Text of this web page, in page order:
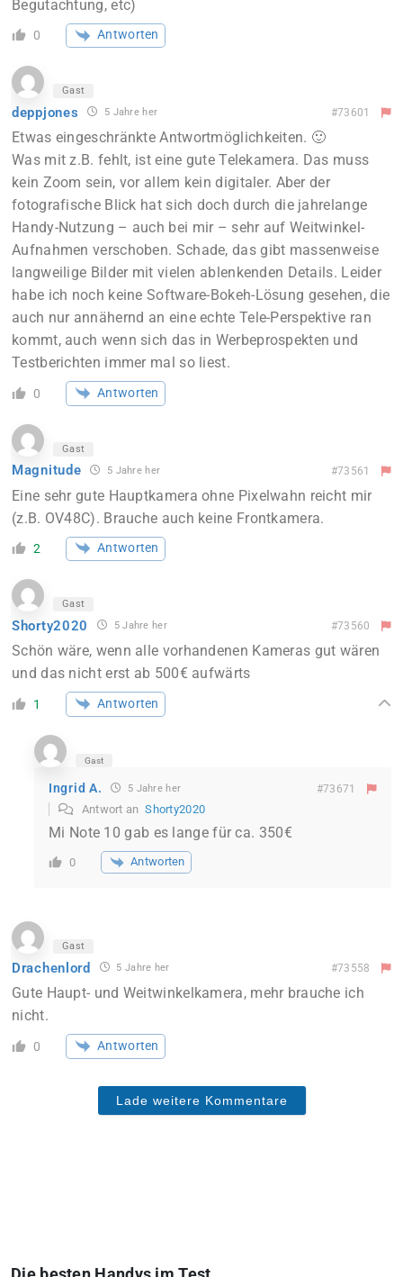
Begutachtung, etc)
0 Antworten
Gast
deppjones 5 Jahre her #73601
Etwas eingeschränkte Antwortmöglichkeiten. 🙂
Was mit z.B. fehlt, ist eine gute Telekamera. Das muss
kein Zoom sein, vor allem kein digitaler. Aber der
fotografische Blick hat sich doch durch die jahrelange
Handy-Nutzung – auch bei mir – sehr auf Weitwinkel-
Aufnahmen verschoben. Schade, das gibt massenweise
langweilige Bilder mit vielen ablenkenden Details. Leider
habe ich noch keine Software-Bokeh-Lösung gesehen, die
auch nur annähernd an eine echte Tele-Perspektive ran
kommt, auch wenn sich das in Werbeprospekten und
Testberichten immer mal so liest.
0 Antworten
Gast
Magnitude 5 Jahre her #73561
Eine sehr gute Hauptkamera ohne Pixelwahn reicht mir
(z.B. OV48C). Brauche auch keine Frontkamera.
2 Antworten
Gast
Shorty2020 5 Jahre her #73560
Schön wäre, wenn alle vorhandenen Kameras gut wären
und das nicht erst ab 500€ aufwärts
1 Antworten
Gast
Ingrid A. 5 Jahre her #73671
Antwort anShorty2020
Mi Note 10 gab es lange für ca. 350€
0 Antworten
Gast
Drachenlord 5 Jahre her #73558
Gute Haupt- und Weitwinkelkamera, mehr brauche ich
nicht.
0 Antworten
Lade weitere Kommentare